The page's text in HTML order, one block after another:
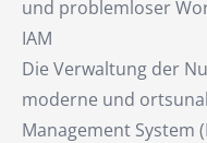
und problemloser
IAM
Die Verwaltung der
moderne und
Management System